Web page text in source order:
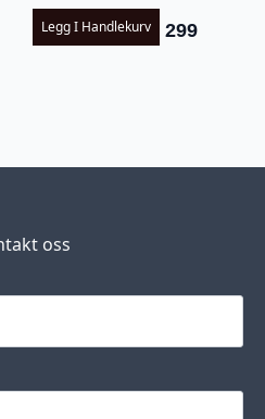
Legg I Handlekurv 299
oss